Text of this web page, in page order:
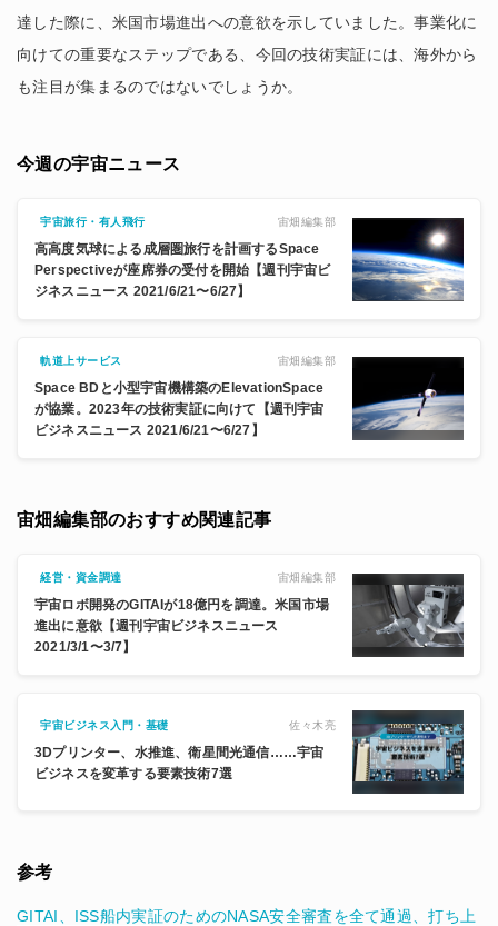
達した際に、米国市場進出への意欲を示していました。事業化に
向けての重要なステップである、今回の技術実証には、海外から
も注目が集まるのではないでしょうか。
今週の宇宙ニュース
宇宙旅行・有人飛行 宙畑編集部
高高度気球による成層圏旅行を計画するSpace
Perspectiveが座席券の受付を開始【週刊宇宙ビ
ジネスニュース 2021/6/21〜6/27】
軌道上サービス 宙畑編集部
Space BDと小型宇宙機構築のElevationSpace
が協業。2023年の技術実証に向けて【週刊宇宙
ビジネスニュース 2021/6/21〜6/27】
宙畑編集部のおすすめ関連記事
経営・資金調達 宙畑編集部
宇宙ロボ開発のGITAIが18億円を調達。米国市場
進出に意欲【週刊宇宙ビジネスニュース
2021/3/1〜3/7】
宇宙ビジネス入門・基礎 佐々木亮
3Dプリンター、水推進、衛星間光通信……宇宙
ビジネスを変革する要素技術7選
参考
GITAI、ISS船内実証のためのNASA安全審査を全て通過、打ち上